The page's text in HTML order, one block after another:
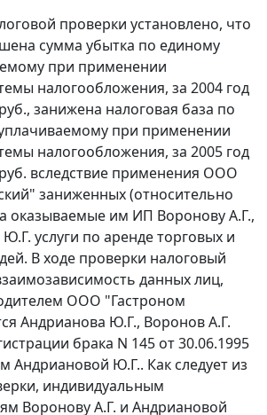
проверки установлено, что
сумма убытка по единому
при применении
налогообложения, за 2004 год
занижена налоговая база по
при применении
налогообложения, за 2005 год
вследствие применения ООО
заниженных (относительно
оказываемые им ИП Воронову А.Г.,
услуги по аренде торговых и
В ходе проверки налоговый
данных лиц,
ООО "Гастроном
Андрианова Ю.Г., Воронов А.Г.
брака N 145 от 30.06.1995
Андриановой Ю.Г.. Как следует из
индивидуальным
Воронову А.Г. и Андриановой